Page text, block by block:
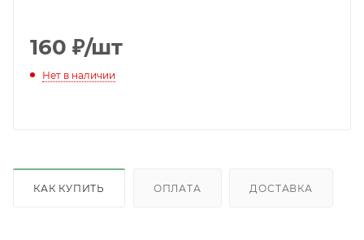
160 ₽/шт
Нет в наличии
КАК КУПИТЬ ОПЛАТА ДОСТАВКА